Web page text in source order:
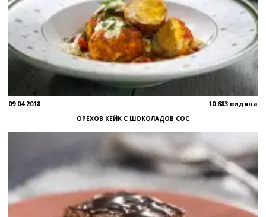
09.04.2018 10 683 видяна
ОРЕХОВ КЕЙК С ШОКОЛАДОВ СОС